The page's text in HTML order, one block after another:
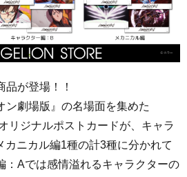
品が登場！！
ン劇場版』の名場面を集めた
リジナルポストカードが、キャラ
カニカル編1種の計3種に分かれて
：Aでは感情溢れるキャラクターの